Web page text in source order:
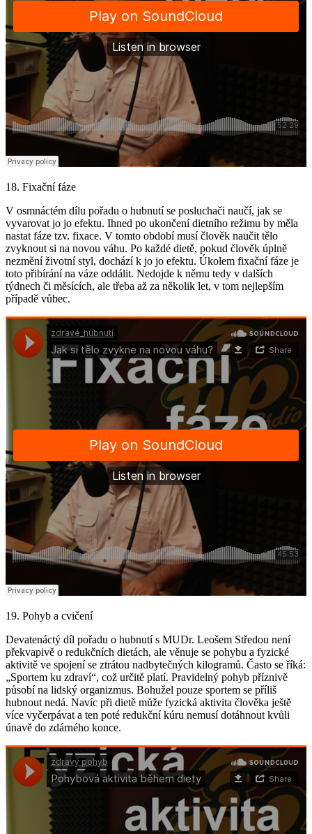
18. Fixační fáze
V osmnáctém dílu pořadu o hubnutí se posluchači naučí, jak se
vyvarovat jo jo efektu. Ihned po ukončení dietního režimu by měla
nastat fáze tzv. fixace. V tomto období musí člověk naučit tělo
zvyknout si na novou váhu. Po každé dietě, pokud člověk úplně
nezmění životní styl, dochází k jo jo efektu. Úkolem fixační fáze je
toto přibírání na váze oddálit. Nedojde k němu tedy v dalších
týdnech či měsících, ale třeba až za několik let, v tom nejlepším
případě vůbec.
19. Pohyb a cvičení
Devatenáctý díl pořadu o hubnutí s MUDr. Leošem Středou není
překvapivě o redukčních dietách, ale věnuje se pohybu a fyzické
aktivitě ve spojení se ztrátou nadbytečných kilogramů. Často se říká:
„Sportem ku zdraví“, což určitě platí. Pravidelný pohyb příznivě
působí na lidský organizmus. Bohužel pouze sportem se příliš
hubnout nedá. Navíc při dietě může fyzická aktivita člověka ještě
více vyčerpávat a ten poté redukční kúru nemusí dotáhnout kvůli
únavě do zdárného konce.